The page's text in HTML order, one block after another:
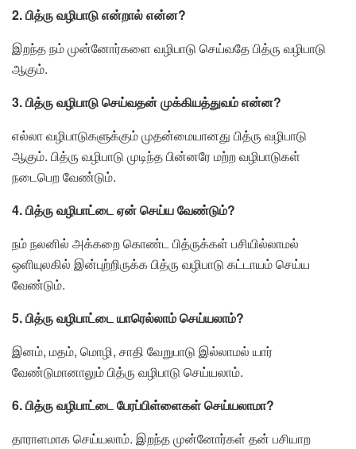
2. பித்ரு வழிபாடு என்றால் என்ன?
இறந்த நம் முன்னோர்களை வழிபாடு செய்வதே பித்ரு வழிபாடு
ஆகும்.
3. பித்ரு வழிபாடு செய்வதன் முக்கியத்துவம் என்ன?
எல்லா வழிபாடுகளுக்கும் முதன்மையானது பித்ரு வழிபாடு
ஆகும். பித்ரு வழிபாடு முடிந்த பின்னரே மற்ற வழிபாடுகள்
நடைபெற வேண்டும்.
4. பித்ரு வழிபாட்டை ஏன் செய்ய வேண்டும்?
நம் நலனில் அக்கறை கொண்ட பித்ருக்கள் பசியில்லாமல்
ஒளியுலகில் இன்புற்றிருக்க பித்ரு வழிபாடு கட்டாயம் செய்ய
வேண்டும்.
5. பித்ரு வழிபாட்டை யாரெல்லாம் செய்யலாம்?
இனம், மதம், மொழி, சாதி வேறுபாடு இல்லாமல் யார்
வேண்டுமானாலும் பித்ரு வழிபாடு செய்யலாம்.
6. பித்ரு வழிபாட்டை பேரப்பிள்ளைகள் செய்யலாமா?
தாராளமாக செய்யலாம். இறந்த முன்னோர்கள் தன் பசியாற